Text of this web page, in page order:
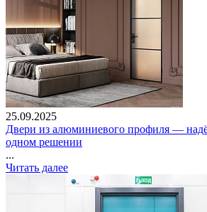
25.09.2025
Двери из алюминиевого профиля —
одном решении
...
Читать далее